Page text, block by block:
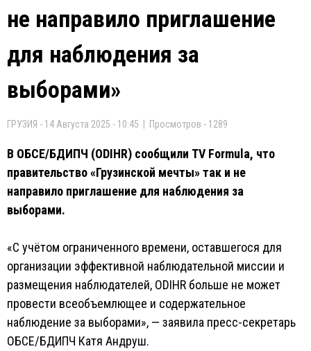
не направило приглашение
для наблюдения за
выборами»
ГРУЗИЯ - 14 Августа 2025 - 10:45 | Просмотров - 1289
В ОБСЕ/БДИПЧ (ODIHR) сообщили TV Formula, что
правительство «Грузинской мечты» так и не
направило приглашение для наблюдения за
выборами.
«С учётом ограниченного времени, оставшегося для
организации эффективной наблюдательной миссии и
размещения наблюдателей, ODIHR больше не может
провести всеобъемлющее и содержательное
наблюдение за выборами», — заявила пресс-секретарь
ОБСЕ/БДИПЧ Катя Андруш.